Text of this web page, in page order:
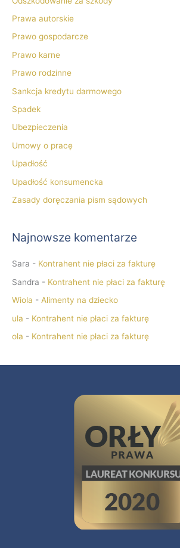
Prawa autorskie
Prawo gospodarcze
Prawo karne
Prawo rodzinne
Sankcja kredytu darmowego
Spadek
Ubezpieczenia
Umowy o pracę
Upadłość
Upadłość konsumencka
Zasady doręczania pism sądowych
Najnowsze komentarze
Sara - Kontrahent nie płaci za fakturę
Sandra - Kontrahent nie płaci za fakturę
Wiola - Alimenty na dziecko
ula - Kontrahent nie płaci za fakturę
ola - Kontrahent nie płaci za fakturę